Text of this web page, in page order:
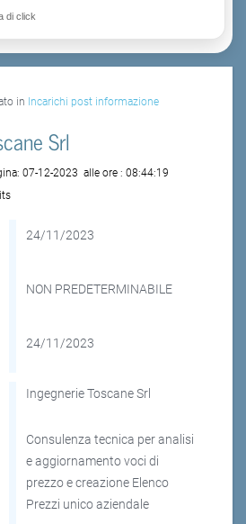
di click
in Incarichi post informazione
Srl
07-12-2023 alle ore : 08:44:19
24/11/2023
NON PREDETERMINABILE
24/11/2023
Ingegnerie Toscane Srl
Consulenza tecnica per analisi
e aggiornamento voci di
prezzo e creazione Elenco
Prezzi unico aziendale